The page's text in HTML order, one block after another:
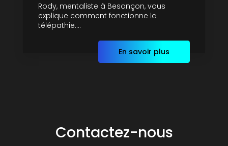
Rody, mentaliste à Besançon, vous
explique comment fonctionne la
télépathie....
En savoir plus
Contactez-nous